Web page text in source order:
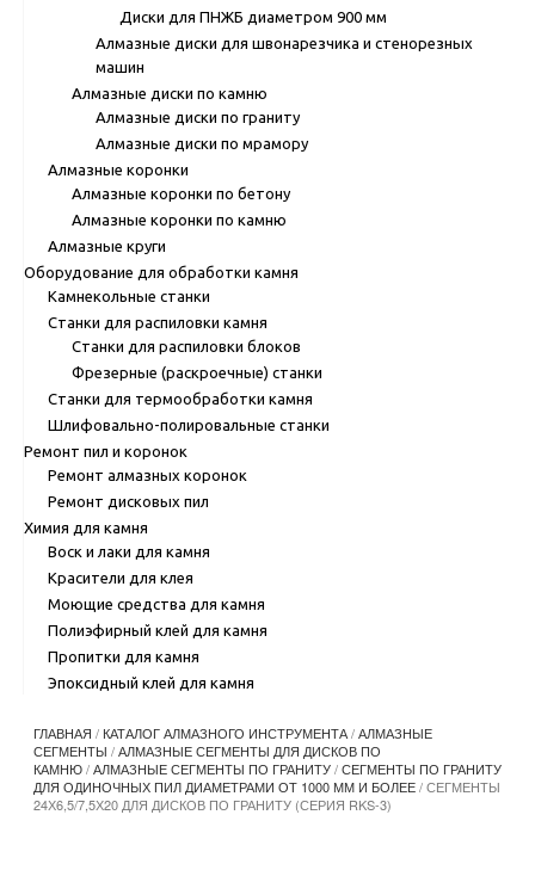
Диски для ПНЖБ диаметром 900 мм
Алмазные диски для швонарезчика и стенорезных
машин
Алмазные диски по камню
Алмазные диски по граниту
Алмазные диски по мрамору
Алмазные коронки
Алмазные коронки по бетону
Алмазные коронки по камню
Алмазные круги
Оборудование для обработки камня
Камнекольные станки
Станки для распиловки камня
Станки для распиловки блоков
Фрезерные (раскроечные) станки
Станки для термообработки камня
Шлифовально-полировальные станки
Ремонт пил и коронок
Ремонт алмазных коронок
Ремонт дисковых пил
Химия для камня
Воск и лаки для камня
Красители для клея
Моющие средства для камня
Полиэфирный клей для камня
Пропитки для камня
Эпоксидный клей для камня
ГЛАВНАЯ / КАТАЛОГ АЛМАЗНОГО ИНСТРУМЕНТА/АЛМАЗНЫЕ
СЕГМЕНТЫ /АЛМАЗНЫЕ СЕГМЕНТЫ ДЛЯ ДИСКОВ ПО
КАМНЮ/АЛМАЗНЫЕ СЕГМЕНТЫ ПО ГРАНИТУ/СЕГМЕНТЫ ПО ГРАНИТУ
ДЛЯ ОДИНОЧНЫХ ПИЛ ДИАМЕТРАМИ ОТ 1000 ММ И БОЛЕЕ/ СЕГМЕНТЫ
24Х6,5/7,5Х20 ДЛЯ ДИСКОВ ПО ГРАНИТУ (СЕРИЯ RKS-3)